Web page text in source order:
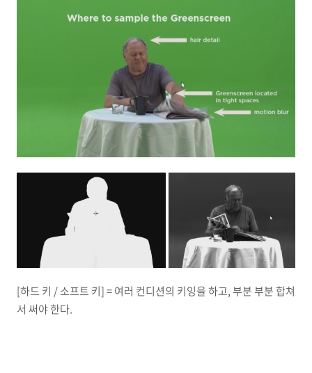
[하드 키 / 소프트 키] = 여러 컨디션의 키잉을 하고, 부분 부분 합쳐
서 써야 한다.